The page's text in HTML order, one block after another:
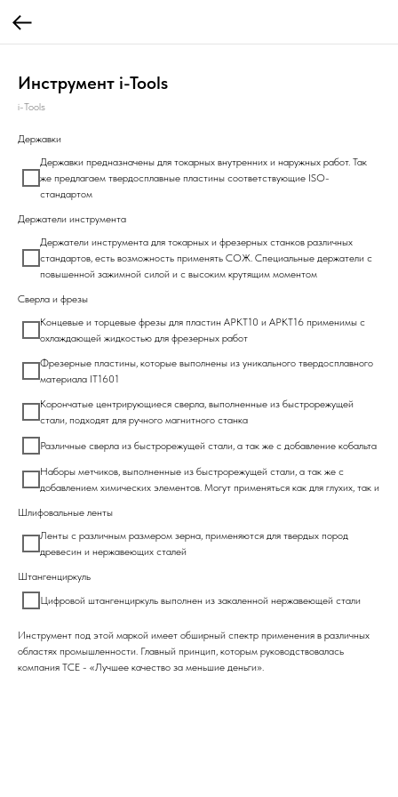
Инструмент i-Tools
i-Tools
Державки
Державки предназначены для токарных внутренних и наружных работ. Так
же предлагаем твердосплавные пластины соответствующие ISO-
стандартом
Держатели инструмента
Держатели инструмента для токарных и фрезерных станков различных
стандартов, есть возможность применять СОЖ. Специальные держатели с
повышенной зажимной силой и с высоким крутящим моментом
Сверла и фрезы
Концевые и торцевые фрезы для пластин АРКТ10 и АРКТ16 применимы с
охлаждающей жидкостью для фрезерных работ
Фрезерные пластины, которые выполнены из уникального твердосплавного
материала IT1601
Корончатые центрирующиеся сверла, выполненные из быстрорежущей
стали, подходят для ручного магнитного станка
Различные сверла из быстрорежущей стали, а так же с добавление кобальта
Наборы метчиков, выполненные из быстрорежущей стали, а так же с
добавлением химических элементов. Могут применяться как для глухих, так и
Шлифовальные ленты
Ленты с различным размером зерна, применяются для твердых пород
древесин и нержавеющих сталей
Штангенциркуль
Цифровой штангенциркуль выполнен из закаленной нержавеющей стали
Инструмент под этой маркой имеет обширный спектр применения в различных
областях промышленности. Главный принцип, которым руководствовалась
компания ТСЕ - «Лучшее качество за меньшие деньги».